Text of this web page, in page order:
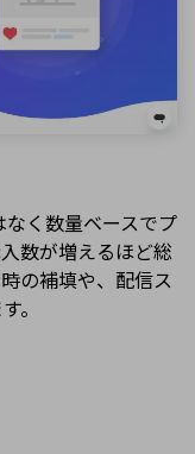
く数量ベースでプ
数が増えるほど総
の補填や、配信ス
。